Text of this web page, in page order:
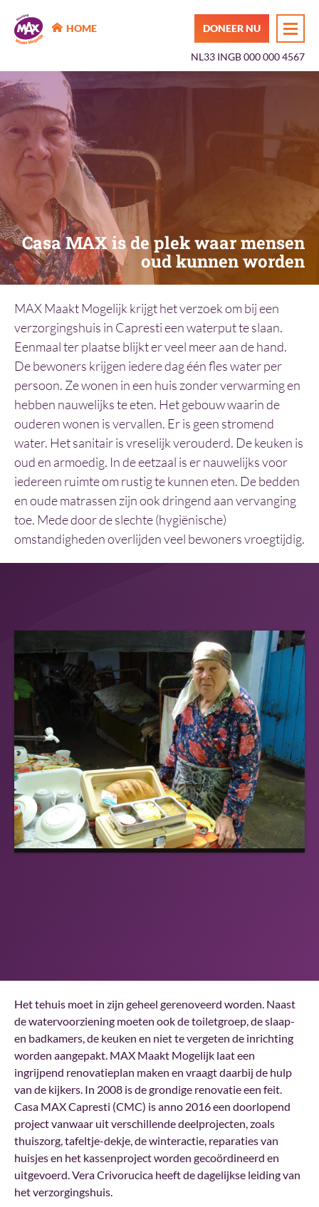
MAX Maakt Mogelijk
HOME DONEER NU
NL33 INGB 000 000 4567
Casa MAX is de plek waar mensen
oud kunnen worden
MAX Maakt Mogelijk krijgt het verzoek om bij een
verzorgingshuis in Capresti een waterput te slaan.
Eenmaal ter plaatse blijkt er veel meer aan de hand.
De bewoners krijgen iedere dag één fles water per
persoon. Ze wonen in een huis zonder verwarming en
hebben nauwelijks te eten. Het gebouw waarin de
ouderen wonen is vervallen. Er is geen stromend
water. Het sanitair is vreselijk verouderd. De keuken is
oud en armoedig. In de eetzaal is er nauwelijks voor
iedereen ruimte om rustig te kunnen eten. De bedden
en oude matrassen zijn ook dringend aan vervanging
toe. Mede door de slechte (hygiënische)
omstandigheden overlijden veel bewoners vroegtijdig.
Het tehuis moet in zijn geheel gerenoveerd worden. Naast
de watervoorziening moeten ook de toiletgroep, de slaap-
en badkamers, de keuken en niet te vergeten de inrichting
worden aangepakt. MAX Maakt Mogelijk laat een
ingrijpend renovatieplan maken en vraagt daarbij de hulp
van de kijkers. In 2008 is de grondige renovatie een feit.
Casa MAX Capresti (CMC) is anno 2016 een doorlopend
project vanwaar uit verschillende deelprojecten, zoals
thuiszorg, tafeltje-dekje, de winteractie, reparaties van
huisjes en het kassenproject worden gecoördineerd en
uitgevoerd. Vera Crivorucica heeft de dagelijkse leiding van
het verzorgingshuis.